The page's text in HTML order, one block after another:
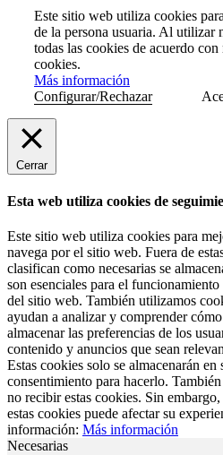
Este sitio web utiliza cookies
de la persona usuaria. Al utilizar
todas las cookies de acuerdo
cookies.
Más información
Configurar/Rechazar
Cerrar
Esta web utiliza cookies de
Este sitio web utiliza cookies para
navega por el sitio web. Fuera de
clasifican como necesarias se
son esenciales para el
del sitio web. También utilizamos
ayudan a analizar y comprender
almacenar las preferencias de los
contenido y anuncios que sean
Estas cookies solo se almacenarán en
consentimiento para hacerlo.
no recibir estas cookies. Sin
estas cookies puede afectar su
información: Más información
Necesarias